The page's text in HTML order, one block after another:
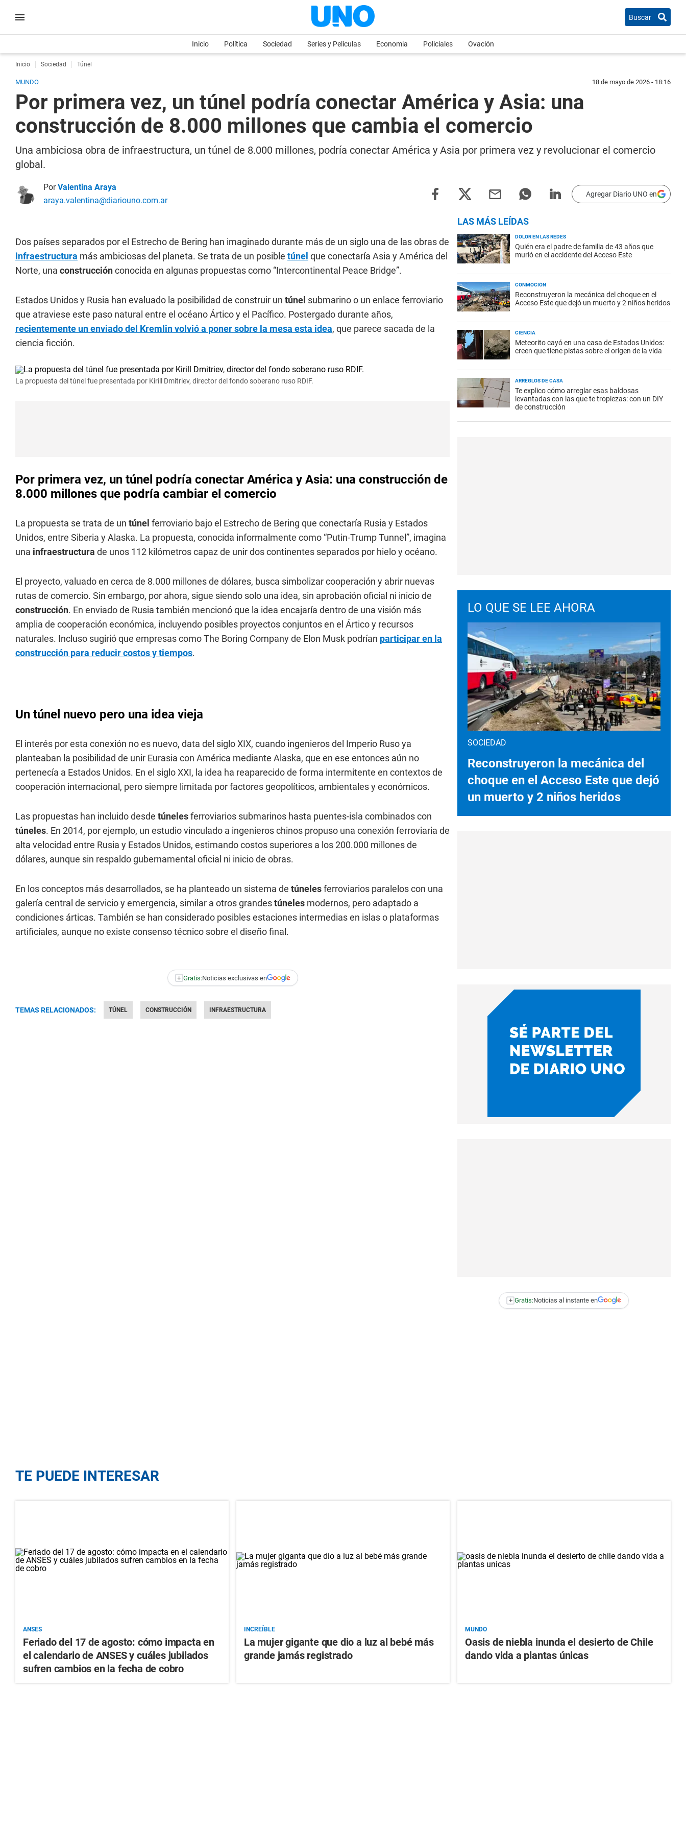
Buscar
Inicio Política Sociedad Series y Películas Economia Policiales Ovación
Inicio Sociedad Túnel
MUNDO 18 de mayo de 2026 - 18:16
Por primera vez, un túnel podría conectar América y Asia: una
construcción de 8.000 millones que cambia el comercio
Una ambiciosa obra de infraestructura, un túnel de 8.000 millones, podría conectar América y Asia por primera vez y revolucionar el comercio
global.
PorValentina Araya
araya.valentina@diariouno.com.ar
Agregar Diario UNO en
Dos países separados por el Estrecho de Bering han imaginado durante más de un siglo una de las obras de
infraestructura más ambiciosas del planeta. Se trata de un posible túnel que conectaría Asia y América del
Norte, una construcciónconocida en algunas propuestas como “Intercontinental Peace Bridge”.
Estados Unidos y Rusia han evaluado la posibilidad de construir un túnel submarino o un enlace ferroviario
que atraviese este paso natural entre el océano Ártico y el Pacífico. Postergado durante años,
recientemente un enviado del Kremlin volvió a poner sobre la mesa esta idea, que parece sacada de la
ciencia ficción.
La propuesta del túnel fue presentada por Kirill Dmitriev, director del fondo soberano ruso RDIF.
Por primera vez, un túnel podría conectar América y Asia: una construcción de
8.000 millones que podría cambiar el comercio
La propuesta se trata de un túnel ferroviario bajo el Estrecho de Bering que conectaría Rusia y Estados
Unidos, entre Siberia y Alaska. La propuesta, conocida informalmente como “Putin-Trump Tunnel”, imagina
una infraestructura de unos 112 kilómetros capaz de unir dos continentes separados por hielo y océano.
El proyecto, valuado en cerca de 8.000 millones de dólares, busca simbolizar cooperación y abrir nuevas
rutas de comercio. Sin embargo, por ahora, sigue siendo solo una idea, sin aprobación oficial ni inicio de
construcción. En enviado de Rusia también mencionó que la idea encajaría dentro de una visión más
amplia de cooperación económica, incluyendo posibles proyectos conjuntos en el Ártico y recursos
naturales. Incluso sugirió que empresas como The Boring Company de Elon Musk podrían participar en la
construcción para reducir costos y tiempos.
Un túnel nuevo pero una idea vieja
El interés por esta conexión no es nuevo, data del siglo XIX, cuando ingenieros del Imperio Ruso ya
planteaban la posibilidad de unir Eurasia con América mediante Alaska, que en ese entonces aún no
pertenecía a Estados Unidos. En el siglo XXI, la idea ha reaparecido de forma intermitente en contextos de
cooperación internacional, pero siempre limitada por factores geopolíticos, ambientales y económicos.
Las propuestas han incluido desde túnelesferroviarios submarinos hasta puentes-isla combinados con
túneles. En 2014, por ejemplo, un estudio vinculado a ingenieros chinos propuso una conexión ferroviaria de
alta velocidad entre Rusia y Estados Unidos, estimando costos superiores a los 200.000 millones de
dólares, aunque sin respaldo gubernamental oficial ni inicio de obras.
En los conceptos más desarrollados, se ha planteado un sistema de túnelesferroviarios paralelos con una
galería central de servicio y emergencia, similar a otros grandestúneles modernos, pero adaptado a
condiciones árticas. También se han considerado posibles estaciones intermedias en islas o plataformas
artificiales, aunque no existe consenso técnico sobre el diseño final.
+ Gratis:Noticias exclusivas en
TEMAS RELACIONADOS: TÚNEL CONSTRUCCIÓN INFRAESTRUCTURA
LAS MÁS LEÍDAS
DOLOR EN LAS REDES
Quién era el padre de familia de 43 años que
murió en el accidente del Acceso Este
CONMOCIÓN
Reconstruyeron la mecánica del choque en el
Acceso Este que dejó un muerto y 2 niños heridos
CIENCIA
Meteorito cayó en una casa de Estados Unidos:
creen que tiene pistas sobre el origen de la vida
ARREGLOS DE CASA
Te explico cómo arreglar esas baldosas
levantadas con las que te tropiezas: con un DIY
de construcción
LO QUE SE LEE AHORA
SOCIEDAD
Reconstruyeron la mecánica del
choque en el Acceso Este que dejó
un muerto y 2 niños heridos
+ Gratis:Noticias al instante en
TE PUEDE INTERESAR
ANSES
Feriado del 17 de agosto: cómo impacta en
el calendario de ANSES y cuáles jubilados
sufren cambios en la fecha de cobro
INCREÍBLE
La mujer gigante que dio a luz al bebé más
grande jamás registrado
MUNDO
Oasis de niebla inunda el desierto de Chile
dando vida a plantas únicas